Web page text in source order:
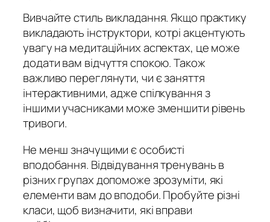
Вивчайте стиль викладання. Якщо практику
викладають інструктори, котрі акцентують
увагу на медитаційних аспектах, це може
додати вам відчуття спокою. Також
важливо переглянути, чи є заняття
інтерактивними, адже спілкування з
іншими учасниками може зменшити рівень
тривоги.
Не менш значущими є особисті
вподобання. Відвідування тренувань в
різних групах допоможе зрозуміти, які
елементи вам до вподоби. Пробуйте різні
класи, щоб визначити, які вправи